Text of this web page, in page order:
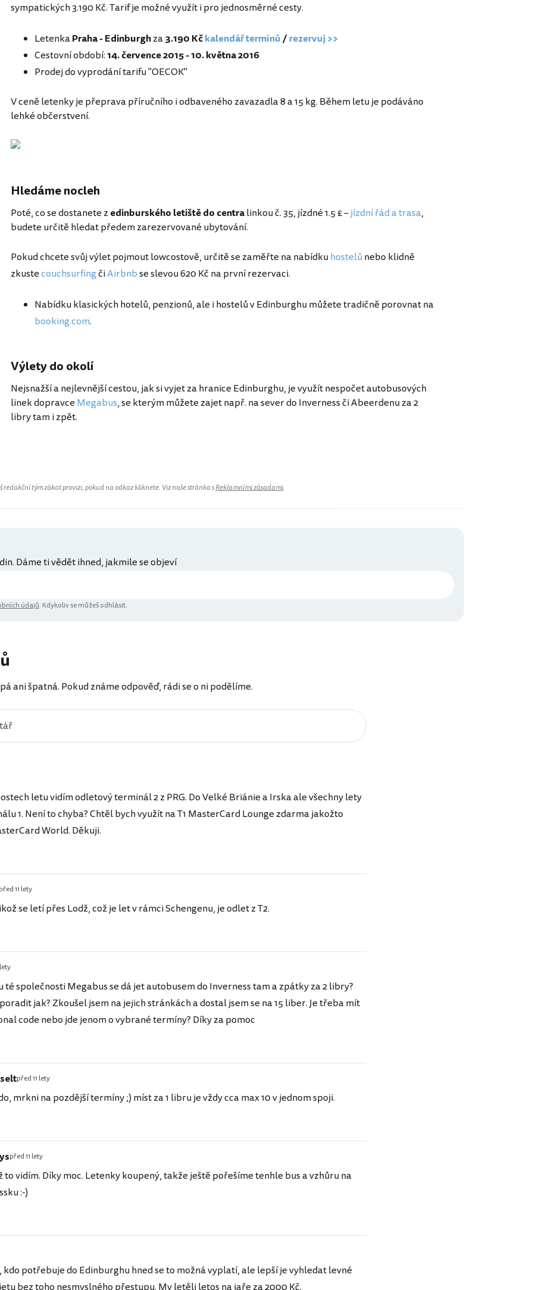
sympatických 3.190 Kč. Tarif je možné využít i pro jednosměrné cesty.
LetenkaPraha - Edinburghza3.190 Kčkalendář termínů/rezervuj >>
Cestovní období:14. července 2015 - 10. května 2016
Prodej do vyprodání tarifu "OECOK"
V ceně letenky je přeprava příručního i odbaveného zavazadla 8 a 15 kg. Během letu je podáváno
lehké občerstvení.
Hledáme nocleh
Poté, co se dostanete zedinburského letiště do centralinkou č. 35, jízdné 1.5 £ –jízdní řád a trasa,
budete určitě hledat předem zarezervované ubytování.
Pokud chcete svůj výlet pojmout lowcostově, určitě se zaměřte na nabídkuhostelů nebo klidně
zkustecouchsurfingčiAirbnbse slevou 620 Kč na první rezervaci.
Nabídku klasických hotelů, penzionů, ale i hostelů v Edinburghu můžete tradičně porovnat na
booking.com.
Výlety do okolí
Nejsnažší a nejlevnější cestou, jak si vyjet za hranice Edinburghu, je využít nespočet autobusových
linek dopravce Megabus, se kterým můžete zajet např. na sever do Inverness či Abeerdenu za 2
libry tam i zpět.
tým získat provizi, pokud na odkaz kliknete. Viz naše stránka sReklamními zásadami.
Dáme ti vědět ihned, jakmile se objeví
údajů. Kdykoliv se můžeš odhlásit.
ani špatná. Pokud známe odpověď, rádi se o ni podělíme.
letu vidím odletový terminál 2 z PRG. Do Velké Briánie a Irska ale všechny lety
1. Není to chyba? Chtěl bych využít na T1 MasterCard Lounge zdarma jakožto
World. Děkuji.
11 lety
se letí přes Lodž, což je let v rámci Schengenu, je odlet z T2.
té společnosti Megabus se dá jet autobusem do Inverness tam a zpátky za 2 libry?
jak? Zkoušel jsem na jejich stránkách a dostal jsem se na 15 liber. Je třeba mít
code nebo jde jenom o vybrané termíny? Díky za pomoc
před 11 lety
mrkni na pozdější termíny ;) míst za 1 libru je vždy cca max 10 v jednom spoji.
před 11 lety
to vidím. Díky moc. Letenky koupený, takže ještě pořešíme tenhle bus a vzhůru na
:-)
kdo potřebuje do Edinburghu hned se to možná vyplatí, ale lepší je vyhledat levné
bez toho nesmyslného přestupu. My letěli letos na jaře za 2000 Kč.